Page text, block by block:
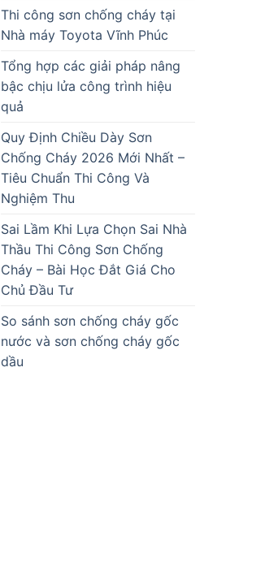
Thi công sơn chống cháy tại
Nhà máy Toyota Vĩnh Phúc
Tổng hợp các giải pháp nâng
bậc chịu lửa công trình hiệu
quả
Quy Định Chiều Dày Sơn
Chống Cháy 2026 Mới Nhất –
Tiêu Chuẩn Thi Công Và
Nghiệm Thu
Sai Lầm Khi Lựa Chọn Sai Nhà
Thầu Thi Công Sơn Chống
Cháy – Bài Học Đắt Giá Cho
Chủ Đầu Tư
So sánh sơn chống cháy gốc
nước và sơn chống cháy gốc
dầu